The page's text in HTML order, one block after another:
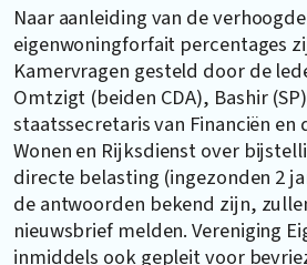
Naar aanleiding van de verhoogde
eigenwoningforfait percentages
Kamervragen gesteld door de
Omtzigt (beiden CDA), Bashir
staatssecretaris van Financiën
Wonen en Rijksdienst over
directe belasting (ingezonden 2
de antwoorden bekend zijn,
nieuwsbrief melden. Vereniging
inmiddels ook gepleit voor